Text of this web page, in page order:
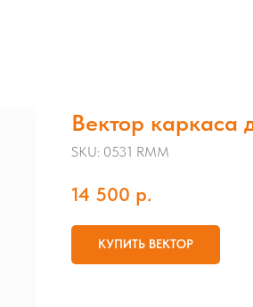
Вектор каркаса
SKU: 0531 RMM
14 500 р.
КУПИТЬ ВЕКТОР